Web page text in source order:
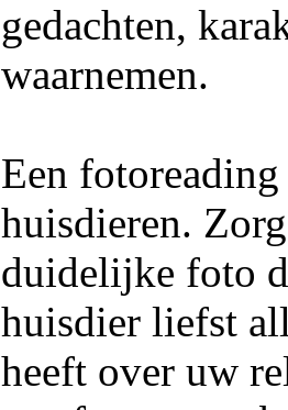
gedachten,
waarnemen.
Een
huisdieren.
duidelijke foto
huisdier liefst
heeft over uw